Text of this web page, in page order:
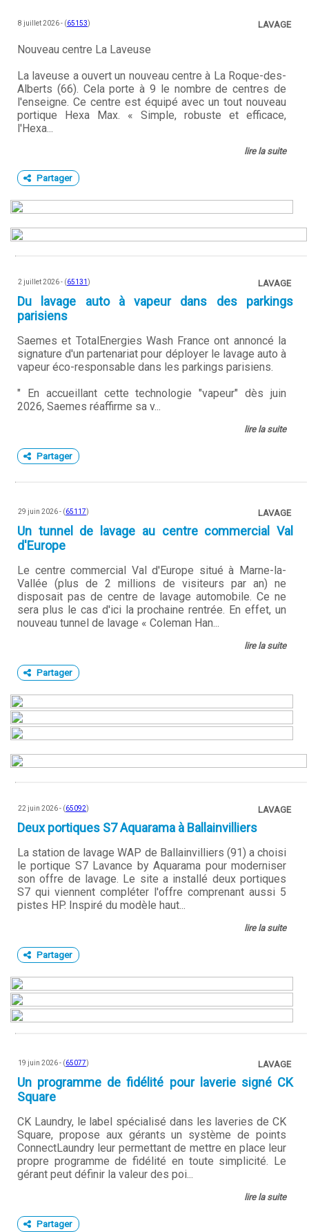
8 juillet 2026 - (65153) LAVAGE
Nouveau centre La Laveuse
La laveuse a ouvert un nouveau centre à La Roque-des-
Alberts (66). Cela porte à 9 le nombre de centres de
l'enseigne. Ce centre est équipé avec un tout nouveau
portique Hexa Max. « Simple, robuste et efficace,
l'Hexa...
lire la suite
Partager
2 juillet 2026 - (65131 ) LAVAGE
Du lavage auto à vapeur dans des parkings
parisiens
Saemes et TotalEnergies Wash France ont annoncé la
signature d'un partenariat pour déployer le lavage auto à
vapeur éco-responsable dans les parkings parisiens.
" En accueillant cette technologie "vapeur" dès juin
2026, Saemes réaffirme sa v...
lire la suite
Partager
29 juin 2026 - (65117) LAVAGE
Un tunnel de lavage au centre commercial Val
d'Europe
Le centre commercial Val d'Europe situé à Marne-la-
Vallée (plus de 2 millions de visiteurs par an) ne
disposait pas de centre de lavage automobile. Ce ne
sera plus le cas d'ici la prochaine rentrée. En effet, un
nouveau tunnel de lavage « Coleman Han...
lire la suite
Partager
22 juin 2026 - (65092) LAVAGE
Deux portiques S7 Aquarama à Ballainvilliers
La station de lavage WAP de Ballainvilliers (91) a choisi
le portique S7 Lavance by Aquarama pour moderniser
son offre de lavage. Le site a installé deux portiques
S7 qui viennent compléter l'offre comprenant aussi 5
pistes HP. Inspiré du modèle haut...
lire la suite
Partager
19 juin 2026 - (65077) LAVAGE
Un programme de fidélité pour laverie signé CK
Square
CK Laundry, le label spécialisé dans les laveries de CK
Square, propose aux gérants un système de points
ConnectLaundry leur permettant de mettre en place leur
propre programme de fidélité en toute simplicité. Le
gérant peut définir la valeur des poi...
lire la suite
Partager